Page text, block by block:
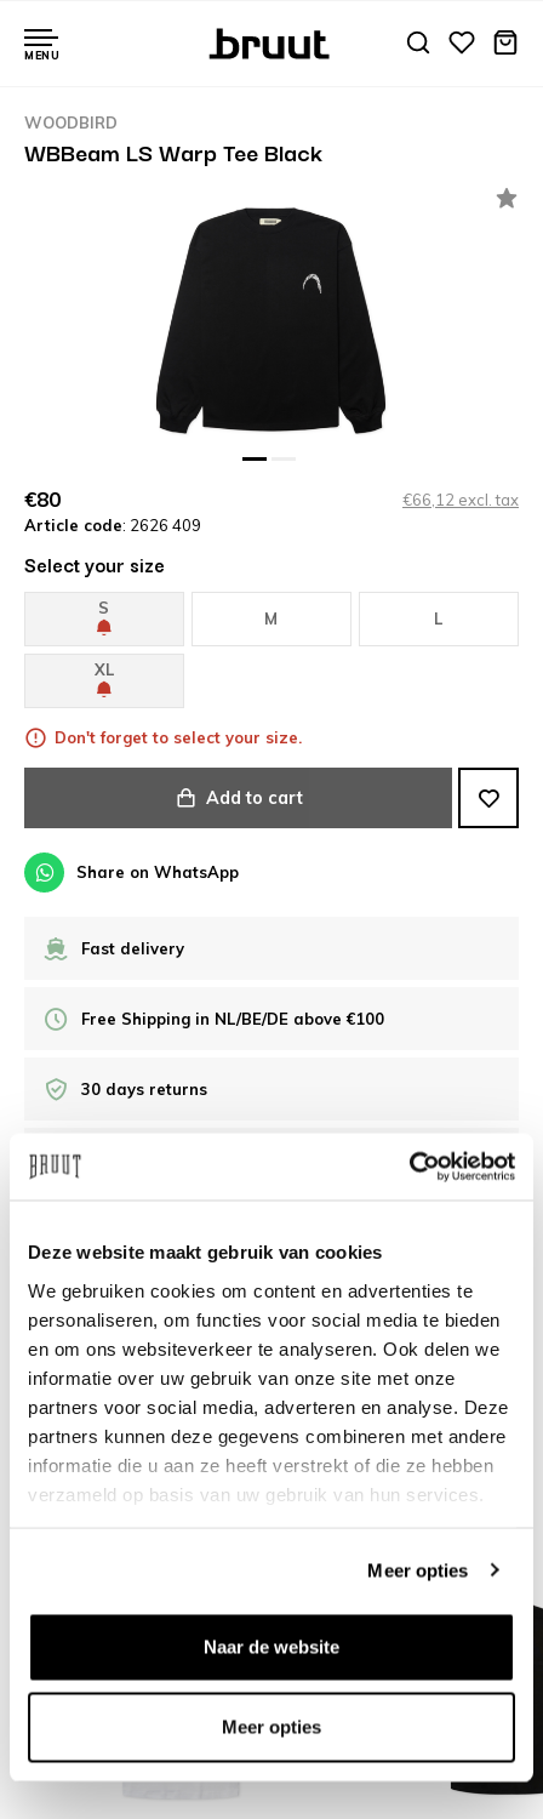
Deze website maakt gebruik van cookies
We gebruiken cookies om content en advertenties te
personaliseren, om functies voor social media te bieden
en om ons websiteverkeer te analyseren. Ook delen we
informatie over uw gebruik van onze site met onze
partners voor social media, adverteren en analyse. Deze
partners kunnen deze gegevens combineren met andere
informatie die u aan ze heeft verstrekt of die ze hebben
verzameld op basis van uw gebruik van hun services.
Meer opties
Naar de website
Meer opties
MENU
WOODBIRD
WBBeam LS Warp Tee Black
€80
€66,12 excl. tax
Article code: 2626 409
Select your size
S
M L
XL
Don't forget to select your size.
Add to cart
Share on WhatsApp
Fast delivery
Free Shipping in NL/BE/DE above €100
30 days returns
Need help?We're glad to help
info@bruut.nl Live chat Whatsapp
About this product
Shipment and returns
Related products